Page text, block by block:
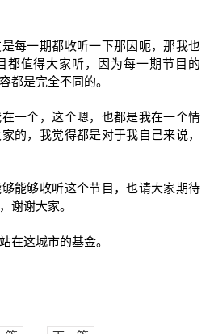
每一期都收听一下那因呃，那我也
都值得大家听，因为每一期节目的
都是完全不同的。
一个，这个嗯，也都是我在一个情
的，我觉得都是对于我自己来说，
能够收听这个节目，也请大家期待
谢谢大家。
在这城市的基金。